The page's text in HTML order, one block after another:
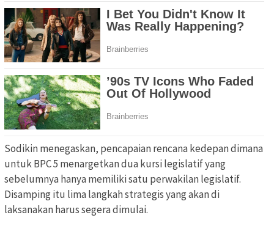
Sodikin menegaskan, pencapaian rencana kedepan dimana
untuk BPC 5 menargetkan dua kursi legislatif yang
sebelumnya hanya memiliki satu perwakilan legislatif.
Disamping itu lima langkah strategis yang akan di
laksanakan harus segera dimulai.